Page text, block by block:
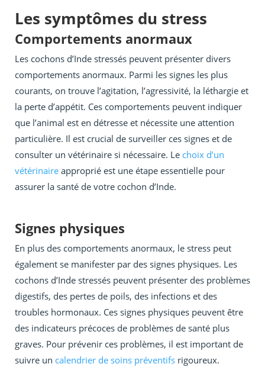
Les symptômes du stress
Comportements anormaux
Les cochons d’Inde stressés peuvent présenter divers
comportements anormaux. Parmi les signes les plus
courants, on trouve l’agitation, l’agressivité, la léthargie et
la perte d’appétit. Ces comportements peuvent indiquer
que l’animal est en détresse et nécessite une attention
particulière. Il est crucial de surveiller ces signes et de
consulter un vétérinaire si nécessaire. Le choix d’un
vétérinaire approprié est une étape essentielle pour
assurer la santé de votre cochon d’Inde.
Signes physiques
En plus des comportements anormaux, le stress peut
également se manifester par des signes physiques. Les
cochons d’Inde stressés peuvent présenter des problèmes
digestifs, des pertes de poils, des infections et des
troubles hormonaux. Ces signes physiques peuvent être
des indicateurs précoces de problèmes de santé plus
graves. Pour prévenir ces problèmes, il est important de
suivre un calendrier de soins préventifs rigoureux.